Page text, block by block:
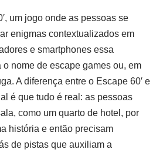
um jogo onde as pessoas se
enigmas contextualizados em
e smartphones essa
nome de escape games ou, em
A diferença entre o Escape 60′ e
é que tudo é real: as pessoas
como um quarto de hotel, por
história e então precisam
de pistas que auxiliam a